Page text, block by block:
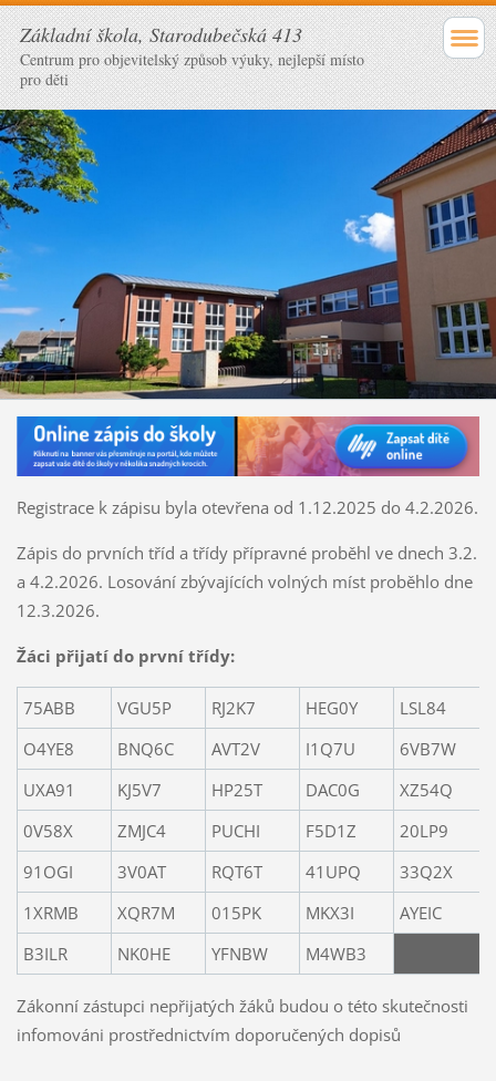
Základní škola, Starodubečská 413
Centrum pro objevitelský způsob výuky, nejlepší místo
pro děti
Registrace k zápisu byla otevřena od 1.12.2025 do 4.2.2026.
Zápis do prvních tříd a třídy přípravné proběhl ve dnech 3.2.
a 4.2.2026. Losování zbývajících volných míst proběhlo dne
12.3.2026.
Žáci přijatí do první třídy:
75ABB VGU5P RJ2K7 HEG0Y LSL84
O4YE8
BNQ6C AVT2V I1Q7U 6VB7W
UXA91
KJ5V7 HP25T DAC0G XZ54Q
0V58X
ZMJC4 PUCHI F5D1Z 20LP9
91OGI
3V0AT RQT6T 41UPQ 33Q2X
1XRMB
XQR7M 015PK MKX3I AYEIC
B3ILR
NK0HE YFNBW M4WB3
Zákonní zástupci nepřijatých žáků budou o této skutečnosti
infomováni prostřednictvím doporučených dopisů